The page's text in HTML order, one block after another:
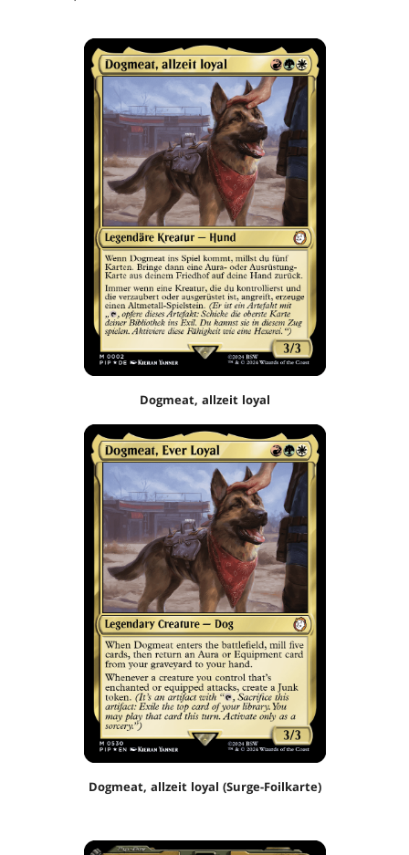
Dogmeat, allzeit loyal
Dogmeat, allzeit loyal (Surge-Foilkarte)